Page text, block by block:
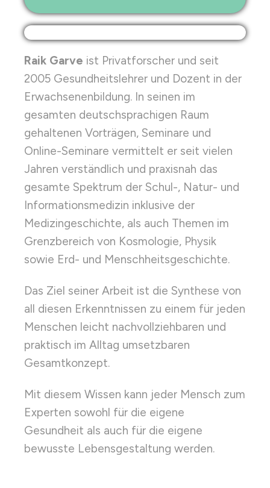
Raik Garve ist Privatforscher und seit
2005 Gesundheitslehrer und Dozent in der
Erwachsenenbildung. In seinen im
gesamten deutschsprachigen Raum
gehaltenen Vorträgen, Seminare und
Online-Seminare vermittelt er seit vielen
Jahren verständlich und praxisnah das
gesamte Spektrum der Schul-, Natur- und
Informationsmedizin inklusive der
Medizingeschichte, als auch Themen im
Grenzbereich von Kosmologie, Physik
sowie Erd- und Menschheitsgeschichte.
Das Ziel seiner Arbeit ist die Synthese von
all diesen Erkenntnissen zu einem für jeden
Menschen leicht nachvollziehbaren und
praktisch im Alltag umsetzbaren
Gesamtkonzept.
Mit diesem Wissen kann jeder Mensch zum
Experten sowohl für die eigene
Gesundheit als auch für die eigene
bewusste Lebensgestaltung werden.